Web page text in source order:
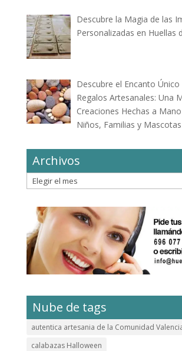
Descubre la Magia de las
Personalizadas en Huellas
Descubre el Encanto Único
Regalos Artesanales: Una
Creaciones Hechas a
Niños, Familias y Mascotas
Archivos
Archivos
Nube de tags
autentica artesania de la Comunidad
calabazas Halloween